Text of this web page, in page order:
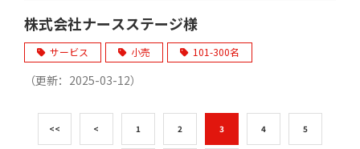
株式会社ナースステージ様
サービス 小売 101-300名
（更新： 2025-03-12）
<< < 1 2 3 4 5